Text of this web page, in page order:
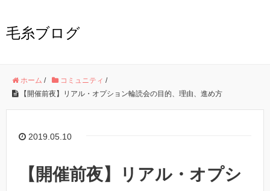
毛糸ブログ
ホーム / コミュニティ /
【開催前夜】リアル・オプション輪読会の目的、理由、進め方
2019.05.10
【開催前夜】リアル・オプシ